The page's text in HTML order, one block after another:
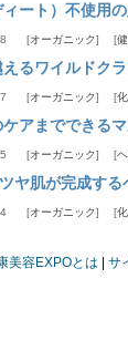
ート）不使用
オーガニック
えるワイルドク
オーガニック
ケアまでできる
オーガニック
ヤ肌が完成す
オーガニック
美容EXPOとは サ